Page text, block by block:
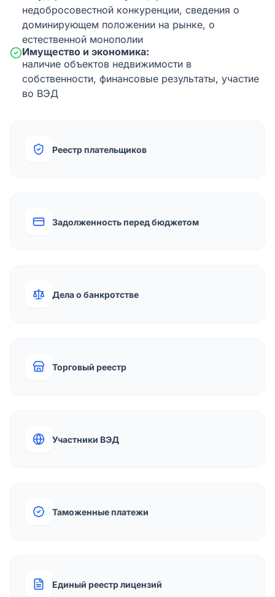
недобросовестной конкуренции, сведения о
доминирующем положении на рынке, о
естественной монополии
Имущество и экономика:
наличие объектов недвижимости в
собственности, финансовые результаты, участие
во ВЭД
Реестр плательщиков
Задолженность перед бюджетом
Дела о банкротстве
Торговый реестр
Участники ВЭД
Таможенные платежи
Единый реестр лицензий